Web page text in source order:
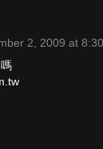
2, 2009 at